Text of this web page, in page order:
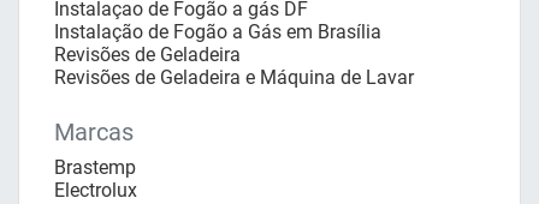
Instalaçao de Fogão a gás DF
Instalação de Fogão a Gás em Brasília
Revisões de Geladeira
Revisões de Geladeira e Máquina de Lavar
Marcas
Brastemp
Electrolux